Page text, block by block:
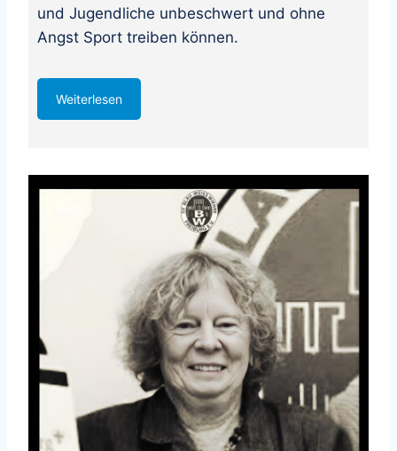
und Jugendliche unbeschwert und ohne
Angst Sport treiben können.
Weiterlesen